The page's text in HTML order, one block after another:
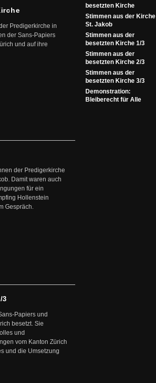
Predigerkirche in
der Sans-Papiers
und auf ihre
der Predigerkirche
Damit waren auch
für ein
Hollenstein
Gespräch.
3
Papiers und
besetzt. Sie
und
vom Kanton Zürich
und die Umsetzung
besetzten Kirche
Stimmen aus der Kirche
St. Jakob
Stimmen aus der
besetzten Kirche 1/3
Stimmen aus der
besetzten Kirche 2/3
Stimmen aus der
besetzten Kirche 3/3
Demonstration:
Bleiberecht für Alle